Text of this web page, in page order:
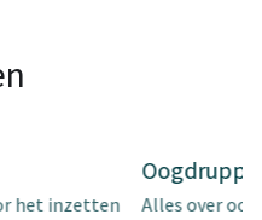
het inzetten
Alles over